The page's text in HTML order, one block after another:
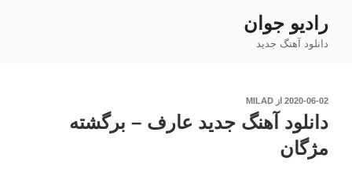
محتوا
رادیو جوان
دانلود آهنگ جدید
نوشته‌شده
2020-06-02 از MILAD
دانلود آهنگ جدید عارف – برگشته
مژگان